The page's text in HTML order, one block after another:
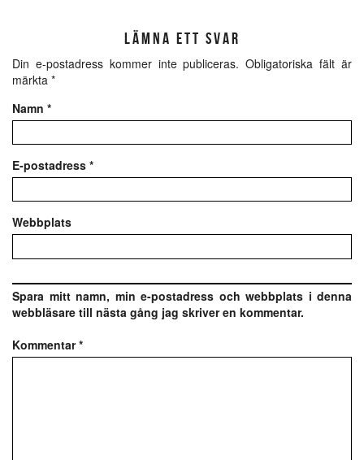
LÄMNA ETT SVAR
Din e-postadress kommer inte publiceras. Obligatoriska fält är
märkta *
Namn *
E-postadress *
Webbplats
Spara mitt namn, min e-postadress och webbplats i denna
webbläsare till nästa gång jag skriver en kommentar.
Kommentar*